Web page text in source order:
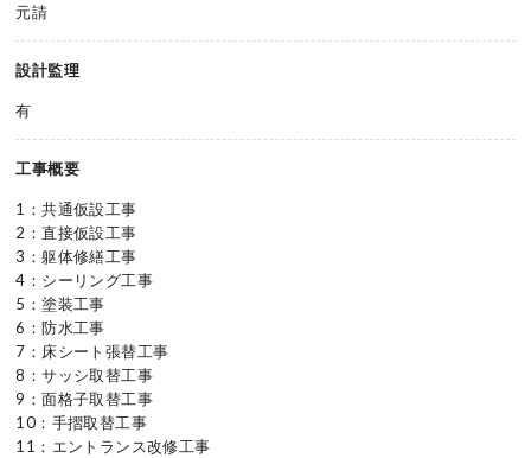
元請
設計監理
有
工事概要
1：共通仮設工事
2：直接仮設工事
3：躯体修繕工事
4：シーリング工事
5：塗装工事
6：防水工事
7：床シート張替工事
8：サッシ取替工事
9：面格子取替工事
10：手摺取替工事
11：エントランス改修工事